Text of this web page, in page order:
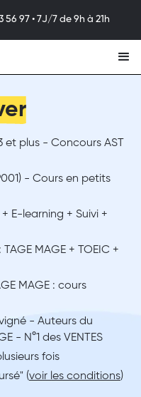
56 97 • 7J/7 de 9h à 21h
et plus - Concours AST
- Cours en petits
E-learning + Suivi +
MAGE + TOEIC +
MAGE : cours
- Auteurs du
- N°1 des VENTES
fois
(voir les conditions)